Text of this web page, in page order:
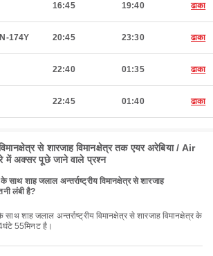
16:45 19:40 ढाका
174Y 20:45 23:30 ढाका
22:40 01:35 ढाका
22:45 01:40 ढाका
से शारजाह विमानक्षेत्र तक एयर अरेबिया / Air
में अक्सर पूछे जाने वाले प्रश्न
शाह जलाल अन्तर्राष्ट्रीय विमानक्षेत्र से शारजाह
लंबी है?
55मिनट है।